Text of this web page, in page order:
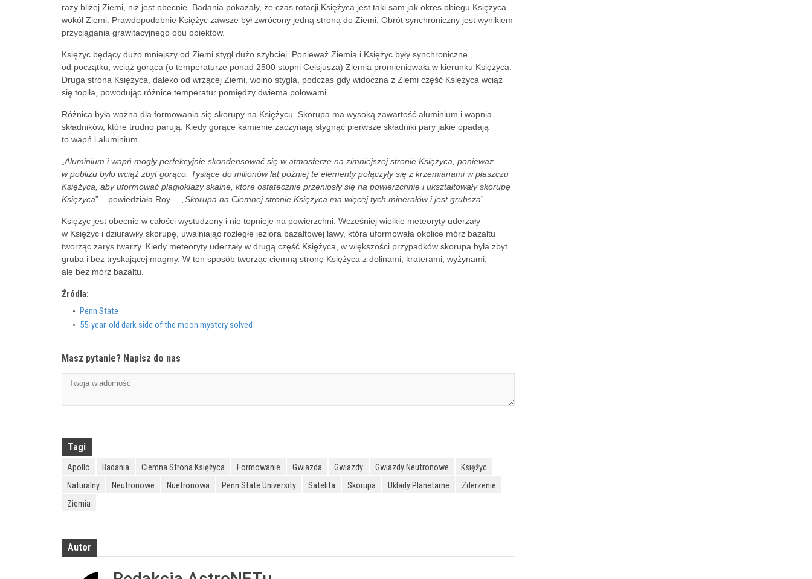
razy bliżej Ziemi, niż jest obecnie. Badania pokazały, że czas rotacji Księżyca jest taki sam jak okres obiegu Księżyca
wokół Ziemi. Prawdopodobnie Księżyc zawsze był zwrócony jedną stroną do Ziemi. Obrót synchroniczny jest wynikiem
przyciągania grawitacyjnego obu obiektów.
Księżyc będący dużo mniejszy od Ziemi stygł dużo szybciej. Ponieważ Ziemia i Księżyc były synchroniczne
od początku, wciąż gorąca (o temperaturze ponad 2500 stopni Celsjusza) Ziemia promieniowała w kierunku Księżyca.
Druga strona Księżyca, daleko od wrzącej Ziemi, wolno stygła, podczas gdy widoczna z Ziemi część Księżyca wciąż
się topiła, powodując różnice temperatur pomiędzy dwiema połowami.
Różnica była ważna dla formowania się skorupy na Księżycu. Skorupa ma wysoką zawartość aluminium i wapnia –
składników, które trudno parują. Kiedy gorące kamienie zaczynają stygnąć pierwsze składniki pary jakie opadają
to wapń i aluminium.
Aluminium i wapń mogły perfekcyjnie skondensować się w atmosferze na zimniejszej stronie Księżyca, ponieważ
w pobliżu było wciąż zbyt gorąco. Tysiące do milionów lat później te elementy połączyły się z krzemianami w płaszczu
Księżyca, aby uformować plagioklazy skalne, które ostatecznie przeniosły się na powierzchnię i ukształtowały skorupę
Księżyca” – powiedziała Roy. – „ Skorupa na Ciemnej stronie Księżyca ma więcej tych minerałów i jest grubsza”.
Księżyc jest obecnie w całości wystudzony i nie topnieje na powierzchni. Wcześniej wielkie meteoryty uderzały
w Księżyc i dziurawiły skorupę, uwalniając rozległe jeziora bazaltowej lawy, która uformowała okolice mórz bazaltu
tworząc zarys twarzy. Kiedy meteoryty uderzały w drugą część Księżyca, w większości przypadków skorupa była zbyt
gruba i bez tryskającej magmy. W ten sposób tworząc ciemną stronę Księżyca z dolinami, kraterami, wyżynami,
ale bez mórz bazaltu.
Źródła:
Penn State
55-year-old dark side of the moon mystery solved
Masz pytanie? Napisz do nas
Tagi
Apollo Badania Ciemna Strona Księżyca Formowanie Gwiazda Gwiazdy Gwiazdy Neutronowe
Księżyc
Naturalny
Neutronowe Nuetronowa Penn State University Satelita Skorupa Uklady Planetarne
Zderzenie
Ziemia
Autor